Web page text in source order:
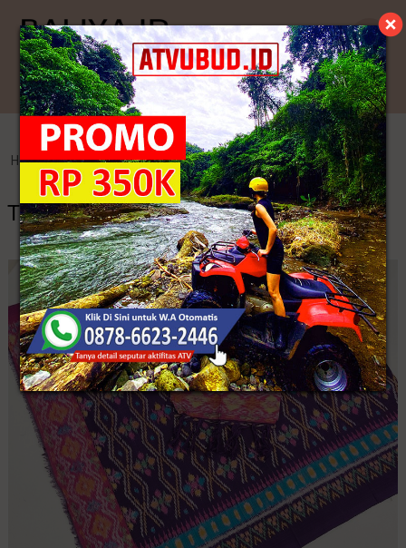
Kategori
Home >Endek Bali >Tenun Ikat Ende Lio Flores
Tenun Ikat Ende Lio Flores